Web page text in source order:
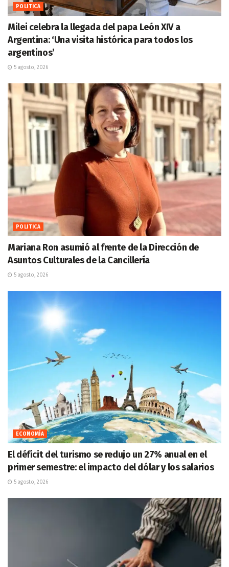
POLITICA
Milei celebra la llegada del papa León XIV a
Argentina: ‘Una visita histórica para todos los
argentinos’
5 agosto, 2026
POLITICA
Mariana Ron asumió al frente de la Dirección de
Asuntos Culturales de la Cancillería
5 agosto, 2026
ECONOMÍA
El déficit del turismo se redujo un 27% anual en el
primer semestre: el impacto del dólar y los salarios
5 agosto, 2026